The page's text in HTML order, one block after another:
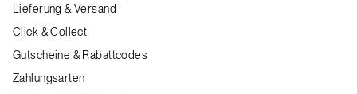
Lieferung & Versand
Click & Collect
Gutscheine & Rabattcodes
Zahlungsarten